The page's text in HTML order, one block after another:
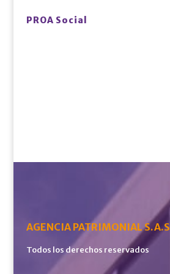
PROA Social
AGENCIA PATRIMONIAL S.A.S
Todos los derechos reservados